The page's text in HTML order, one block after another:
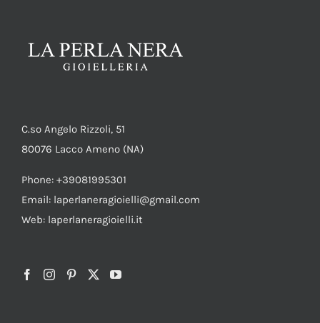
C.so Angelo Rizzoli, 51
80076 Lacco Ameno (NA)
Phone: +39081995301
Email: laperlaneragioielli@gmail.com
Web: laperlaneragioielli.it